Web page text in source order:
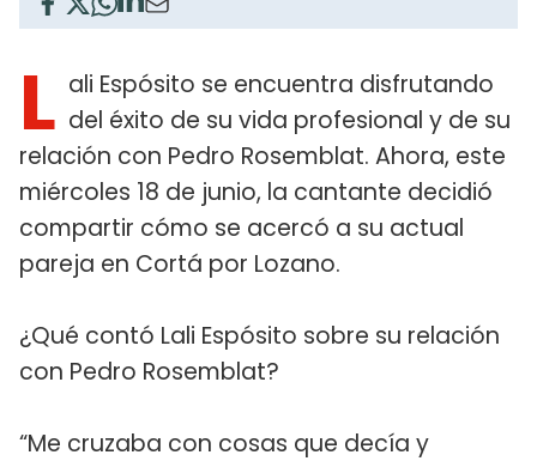
L ali Espósito se encuentra disfrutando
del éxito de su vida profesional y de su
relación con Pedro Rosemblat. Ahora, este
miércoles 18 de junio, la cantante decidió
compartir cómo se acercó a su actual
pareja en Cortá por Lozano.
¿Qué contó Lali Espósito sobre su relación
con Pedro Rosemblat?
“Me cruzaba con cosas que decía y